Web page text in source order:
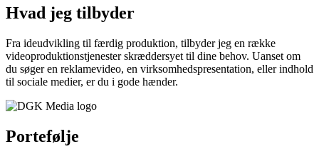
Hvad jeg tilbyder
Fra ideudvikling til færdig produktion, tilbyder jeg en række
videoproduktionstjenester skræddersyet til dine behov. Uanset om
du søger en reklamevideo, en virksomhedspresentation, eller indhold
til sociale medier, er du i gode hænder.
Portefølje